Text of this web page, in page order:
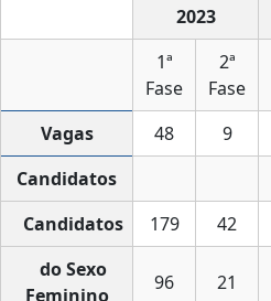
2023
1ª
Fase
2ª
Fase
Vagas
48 9
Candidatos
Candidatos
179 42
do Sexo
Feminino
96 21